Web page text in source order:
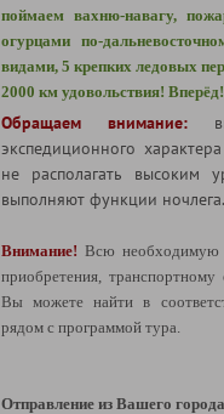
поймаем вахню-навагу,
огурцами по-
видами, 5 крепких ледовых
2000 км удовольствия! Вперёд!
Обращаем внимание:
экспедиционного
не располагать высоким
выполняют функции ночлега.
Внимание! Всю необходимую
приобретения,
Вы можете найти в
рядом с программой тура.
Отправление из Вашего